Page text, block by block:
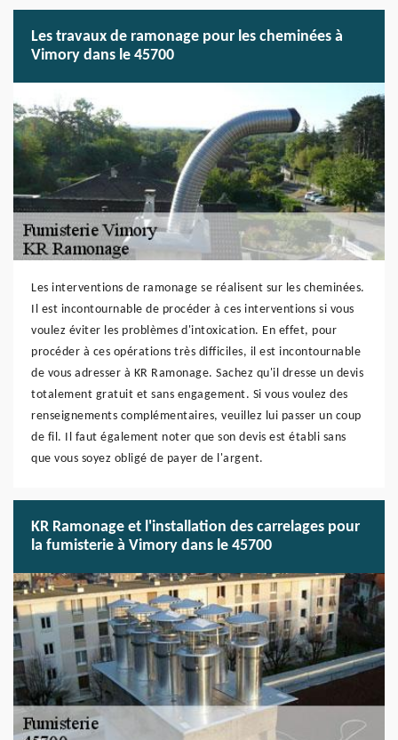
Les travaux de ramonage pour les cheminées à
Vimory dans le 45700
Les interventions de ramonage se réalisent sur les cheminées.
Il est incontournable de procéder à ces interventions si vous
voulez éviter les problèmes d'intoxication. En effet, pour
procéder à ces opérations très difficiles, il est incontournable
de vous adresser à KR Ramonage. Sachez qu'il dresse un devis
totalement gratuit et sans engagement. Si vous voulez des
renseignements complémentaires, veuillez lui passer un coup
de fil. Il faut également noter que son devis est établi sans
que vous soyez obligé de payer de l'argent.
KR Ramonage et l'installation des carrelages pour
la fumisterie à Vimory dans le 45700